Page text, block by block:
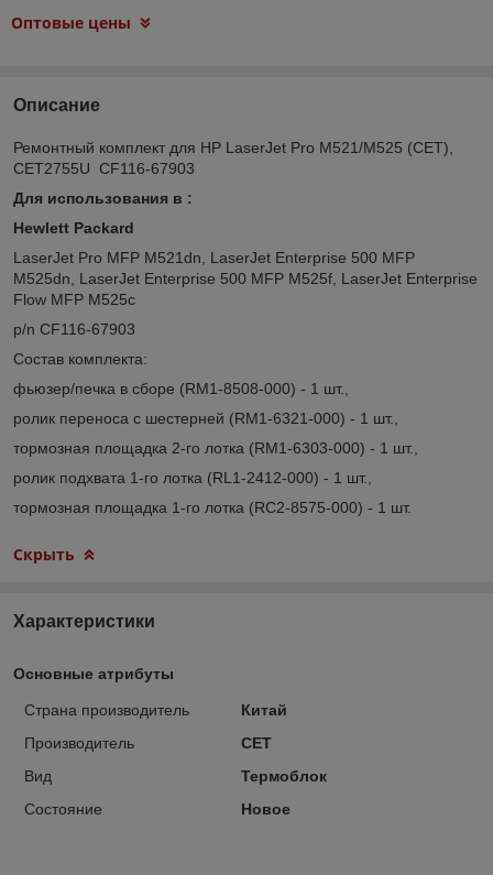
Оптовые цены
Описание
Ремонтный комплект для HP LaserJet Pro M521/M525 (CET),
CET2755U CF116-67903
Для использования в :
Hewlett Packard
LaserJet Pro MFP M521dn, LaserJet Enterprise 500 MFP
M525dn, LaserJet Enterprise 500 MFP M525f, LaserJet Enterprise
Flow MFP M525c
p/n CF116-67903
Состав комплекта:
фьюзер/печка в сборе (RM1-8508-000) - 1 шт.,
ролик переноса с шестерней (RM1-6321-000) - 1 шт.,
тормозная площадка 2-го лотка (RM1-6303-000) - 1 шт.,
ролик подхвата 1-го лотка (RL1-2412-000) - 1 шт.,
тормозная площадка 1-го лотка (RC2-8575-000) - 1 шт.
Скрыть
Характеристики
Основные атрибуты
Страна производитель
Китай
Производитель
CET
Вид
Термоблок
Состояние
Новое